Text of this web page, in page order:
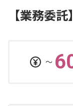
【業務委
〜